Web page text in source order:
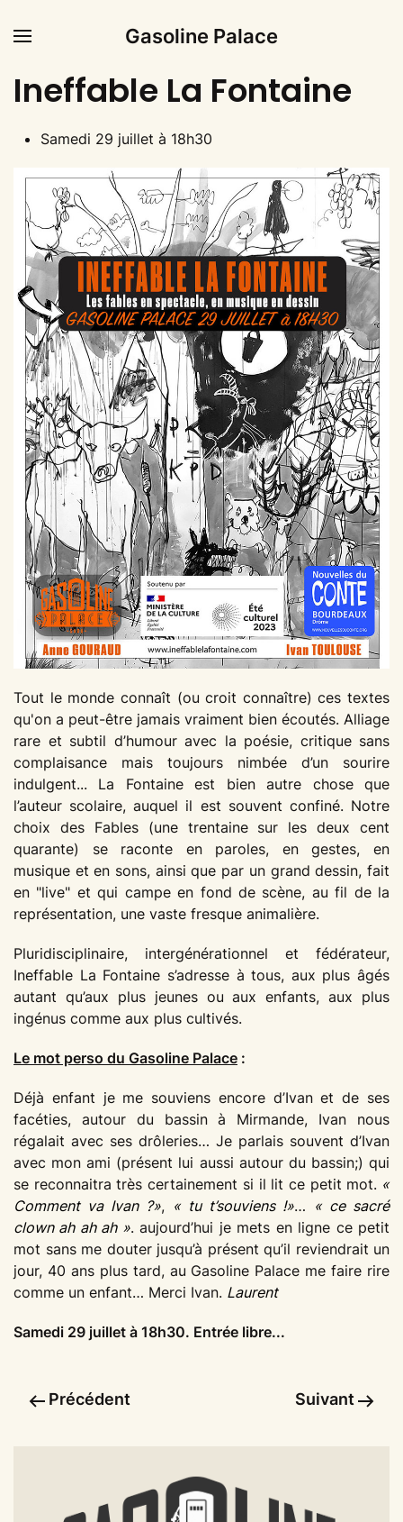
Gasoline Palace
Ineffable La Fontaine
Samedi 29 juillet à 18h30
Tout le monde connaît (ou croit connaître) ces textes
qu'on a peut-être jamais vraiment bien écoutés. Alliage
rare et subtil d’humour avec la poésie, critique sans
complaisance mais toujours nimbée d’un sourire
indulgent... La Fontaine est bien autre chose que
l’auteur scolaire, auquel il est souvent confiné. Notre
choix des Fables (une trentaine sur les deux cent
quarante) se raconte en paroles, en gestes, en
musique et en sons, ainsi que par un grand dessin, fait
en "live" et qui campe en fond de scène, au fil de la
représentation, une vaste fresque animalière.
Pluridisciplinaire, intergénérationnel et fédérateur,
Ineffable La Fontaine s’adresse à tous, aux plus âgés
autant qu’aux plus jeunes ou aux enfants, aux plus
ingénus comme aux plus cultivés.
Le mot perso du Gasoline Palace :
Déjà enfant je me souviens encore d’Ivan et de ses
facéties, autour du bassin à Mirmande, Ivan nous
régalait avec ses drôleries… Je parlais souvent d’Ivan
avec mon ami (présent lui aussi autour du bassin;) qui
se reconnaitra très certainement si il lit ce petit mot. «
Comment va Ivan ?», « tu t’souviens !»… « ce sacré
clown ah ah ah ». aujourd’hui je mets en ligne ce petit
mot sans me douter jusqu’à présent qu’il reviendrait un
jour, 40 ans plus tard, au Gasoline Palace me faire rire
comme un enfant… Merci Ivan. Laurent
Samedi 29 juillet à 18h30. Entrée libre...
Précédent Suivant